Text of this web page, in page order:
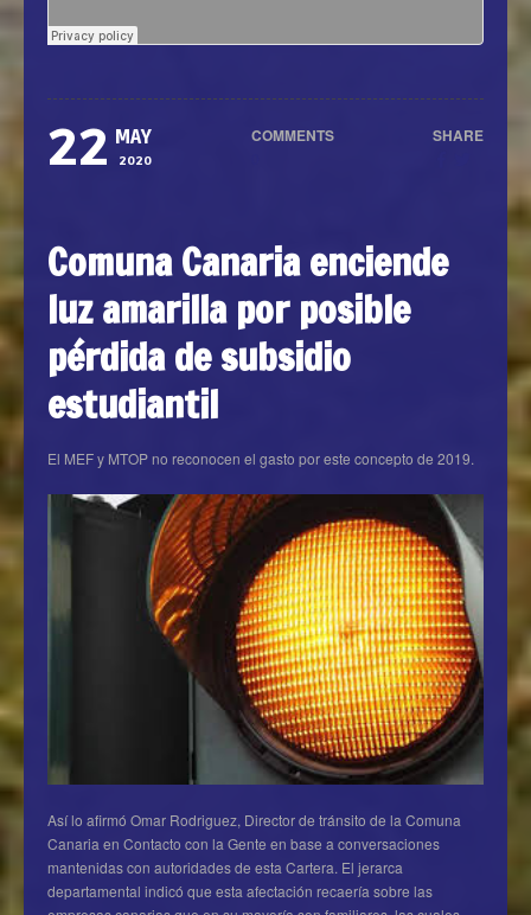
22 MAY
2020
COMMENTS SHARE
Comuna Canaria enciende
luz amarilla por posible
pérdida de subsidio
estudiantil
El MEF y MTOP no reconocen el gasto por este concepto de 2019.
Así lo afirmó Omar Rodriguez, Director de tránsito de la Comuna
Canaria en Contacto con la Gente en base a conversaciones
mantenidas con autoridades de esta Cartera. El jerarca
departamental indicó que esta afectación recaería sobre las